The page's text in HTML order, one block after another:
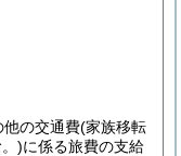
他の交通費(家族移転
)に係る旅費の支給